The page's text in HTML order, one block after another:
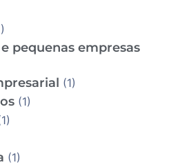
pequenas empresas
(1)
(1)
(1)